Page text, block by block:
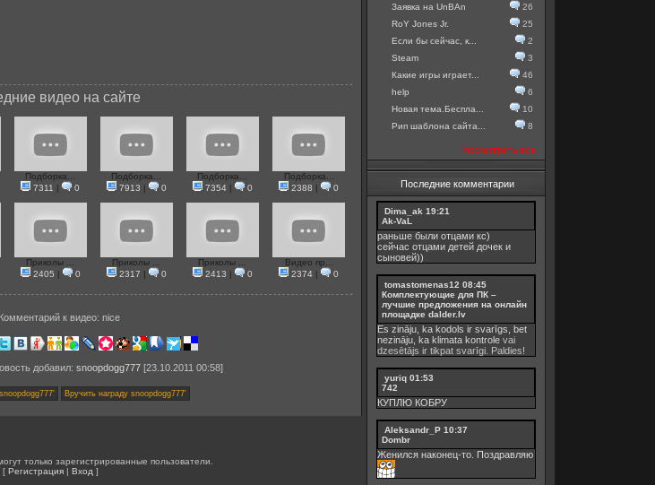
видео на сайте
Подборка...
7311 | 0
Подборка...
7913 | 0
Подборка...
7354| 0
Подборка...
2388 | 0
Приколы ...
2405 | 0
Приколы ...
2317 | 0
Приколы ...
2413 | 0
Видео пр...
2374 | 0
Комментарий к видео: nice
добавил: snoopdogg777[23.10.2011 00:58]
только зарегистрированные пользователи.
[ Регистрация | Вход ]
Заявка на UnBAn
26
RoY Jones Jr.
25
Если бы сейчас, к...
2
Steam
3
Какие игры играет...
46
help
6
Новая тема.Беспла...
10
Рип шаблона сайта...
8
посмотреть все
Последние комментарии
Dima_ak 19:21
Ak-VaL
раньше были отцами кс)
сейчас отцами детей дочек и
сыновей))
tomastomenas12 08:45
Комплектующие для ПК –
лучшие предложения на онлайн
площадке dalder.lv
Es zināju, ka kodols ir svarīgs, bet
nezināju, ka klimata kontrole vai
dzesētājs ir tikpat svarīgi. Paldies!
yuriq 01:53
742
КУПЛЮ КОБРУ
Aleksandr_P 10:37
Dombr
Женился наконец-то. Поздравляю